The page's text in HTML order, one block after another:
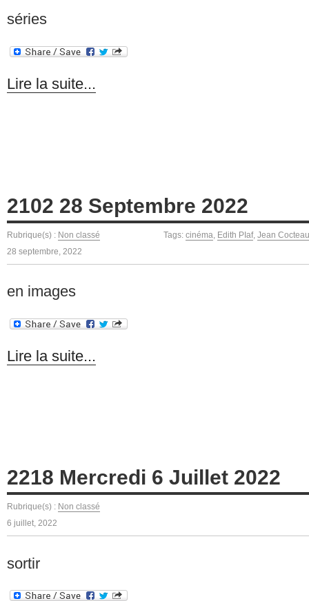
séries
Lire la suite...
2102 28 Septembre 2022
Rubrique(s) : Non classé Tags: cinéma Edith PIaf, Jean Cocteau
28 septembre, 2022
en images
Lire la suite...
2218 Mercredi 6 Juillet 2022
Rubrique(s) : Non classé
6 juillet, 2022
sortir